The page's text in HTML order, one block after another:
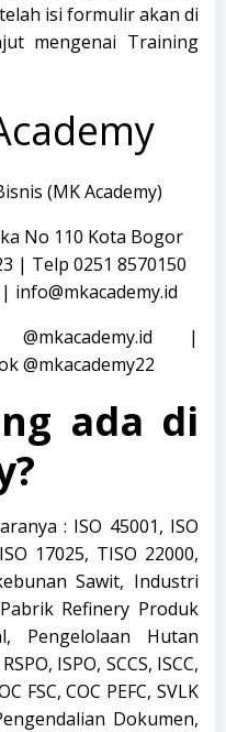
isi formulir akan di
mengenai Training
(MK Academy)
No 110 Kota Bogor
| Telp 0251 8570150
info@mkacademy.id
@mkacademy.id |
@mkacademy22
ada di
: ISO 45001, ISO
17025, TISO 22000,
Sawit, Industri
Refinery Produk
Pengelolaan Hutan
ISPO, SCCS, ISCC,
FSC, COC PEFC, SVLK
Dokumen,